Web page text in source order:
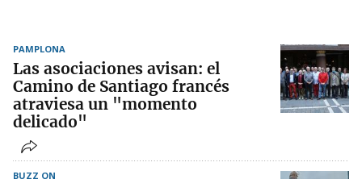
PAMPLONA
Las asociaciones avisan: el
Camino de Santiago francés
atraviesa un "momento
delicado"
BUZZ ON